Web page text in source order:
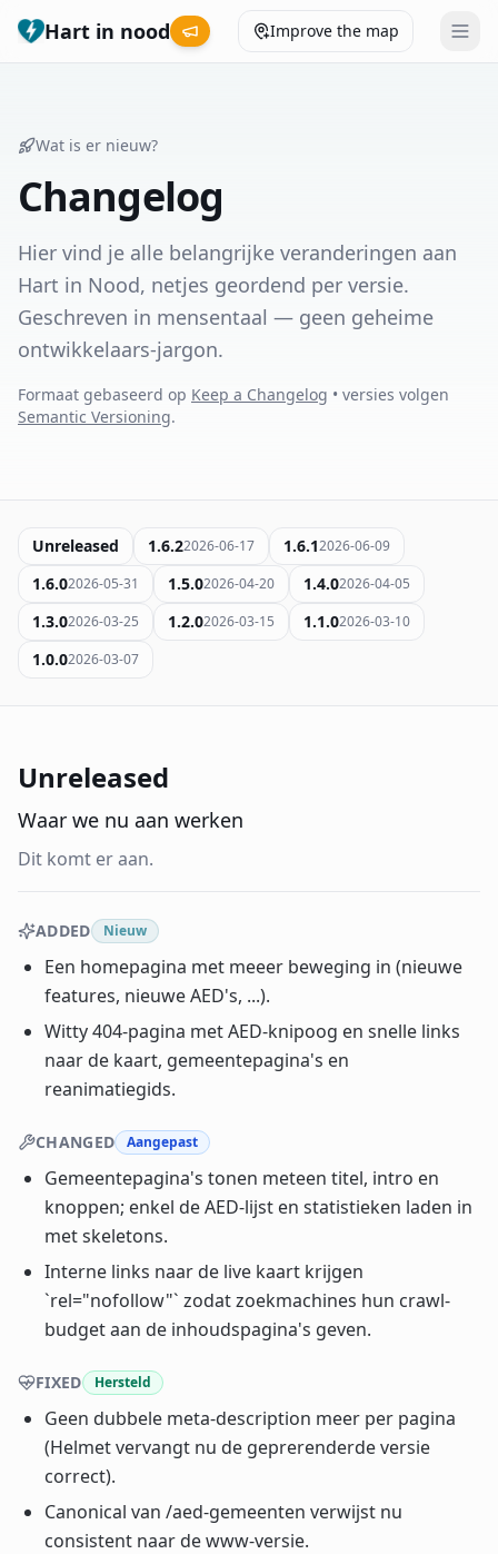
Hart in nood Improve the map
Municipalities
Help
Give feedback
How was your experience?
Language
Deutsch
Wat is er nieuw?
Changelog
Hier vind je alle belangrijke veranderingen aan
Hart in Nood, netjes geordend per versie.
Geschreven in mensentaal — geen geheime
ontwikkelaars-jargon.
Formaat gebaseerd op Keep a Changelog • versies volgen
Semantic Versioning.
Unreleased 1.6.22026-06-17 1.6.12026-06-09
1.6.02026-05-31 1.5.02026-04-20 1.4.02026-04-05
1.3.02026-03-25 1.2.02026-03-15 1.1.02026-03-10
1.0.02026-03-07
Unreleased
Waar we nu aan werken
Dit komt er aan.
ADDED Nieuw
Een homepagina met meeer beweging in (nieuwe
features, nieuwe AED's, ...).
Witty 404-pagina met AED-knipoog en snelle links
naar de kaart, gemeentepagina's en
reanimatiegids.
CHANGED Aangepast
Gemeentepagina's tonen meteen titel, intro en
knoppen; enkel de AED-lijst en statistieken laden in
met skeletons.
Interne links naar de live kaart krijgen
`rel="nofollow"` zodat zoekmachines hun crawl-
budget aan de inhoudspagina's geven.
FIXED Hersteld
Geen dubbele meta-description meer per pagina
(Helmet vervangt nu de geprerenderde versie
correct).
Canonical van /aed-gemeenten verwijst nu
consistent naar de www-versie.